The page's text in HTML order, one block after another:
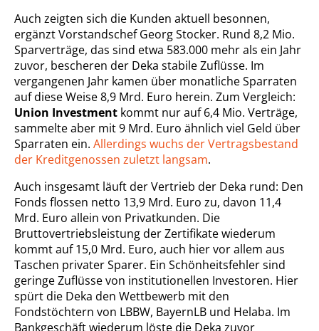
Auch zeigten sich die Kunden aktuell besonnen,
ergänzt Vorstandschef Georg Stocker. Rund 8,2 Mio.
Sparverträge, das sind etwa 583.000 mehr als ein Jahr
zuvor, bescheren der Deka stabile Zuflüsse. Im
vergangenen Jahr kamen über monatliche Sparraten
auf diese Weise 8,9 Mrd. Euro herein. Zum Vergleich:
Union Investment kommt nur auf 6,4 Mio. Verträge,
sammelte aber mit 9 Mrd. Euro ähnlich viel Geld über
Sparraten ein. Allerdings wuchs der Vertragsbestand
der Kreditgenossen zuletzt langsam.
Auch insgesamt läuft der Vertrieb der Deka rund: Den
Fonds flossen netto 13,9 Mrd. Euro zu, davon 11,4
Mrd. Euro allein von Privatkunden. Die
Bruttovertriebsleistung der Zertifikate wiederum
kommt auf 15,0 Mrd. Euro, auch hier vor allem aus
Taschen privater Sparer. Ein Schönheitsfehler sind
geringe Zuflüsse von institutionellen Investoren. Hier
spürt die Deka den Wettbewerb mit den
Fondstöchtern von LBBW, BayernLB und Helaba. Im
Bankgeschäft wiederum löste die Deka zuvor